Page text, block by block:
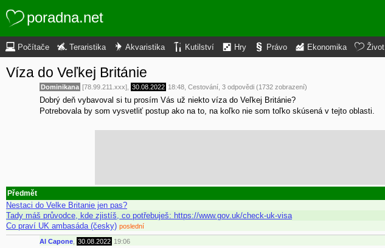
poradna.net
Počítače Teraristika Akvaristika Kutilství Hry Právo Ekonomika Život
Víza do Veľkej Británie
Dominikana [78.99.211.xxx], 30.08.2022 18:48 Cestování , 3 odpovědi (1732 zobrazení)
Dobrý deň vybavoval si tu prosím Vás už niekto víza do Veľkej Británie?
Potrebovala by som vysvetliť postup ako na to, na koľko nie som toľko skúsená v tejto oblasti.
Předmět
Nestaci do Velke Britanie jen pas?
Tady máš průvodce, kde zjistíš, co potřebuješ: https://www.gov.uk/check-uk-visa
Co praví UK ambasáda (česky) poslední
Al Capone 30.08.2022 19:06